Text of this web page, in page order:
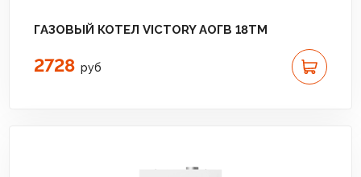
ГАЗОВЫЙ КОТЕЛ VICTORY АОГВ 18TМ
2728 руб